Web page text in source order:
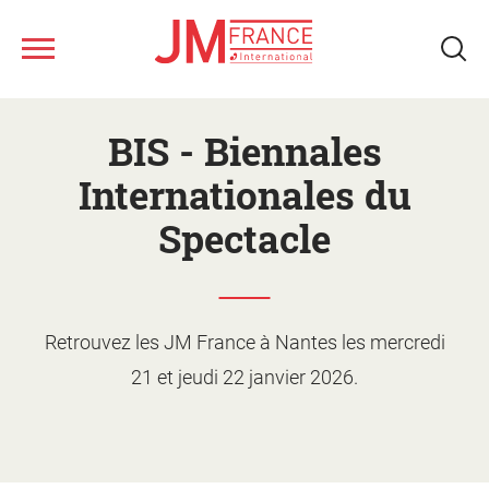
Qui sommes-nous ?
Notre réseau
Le jeune public
culturelle
Tous les spectacles
BIS - Biennales
Internationales du
Spectacle
Retrouvez les JM France à Nantes les mercredi
21 et jeudi 22 janvier 2026.